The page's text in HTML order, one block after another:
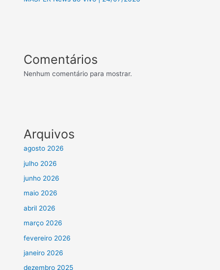
Comentários
Nenhum comentário para mostrar.
Arquivos
agosto 2026
julho 2026
junho 2026
maio 2026
abril 2026
março 2026
fevereiro 2026
janeiro 2026
dezembro 2025